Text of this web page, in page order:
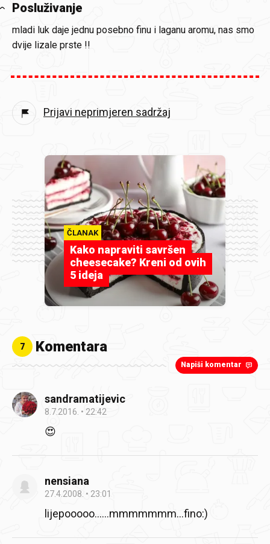
Posluživanje
mladi luk daje jednu posebno finu i laganu aromu, nas smo
dvije lizale prste !!
Prijavi neprimjeren sadržaj
ČLANAK
Kako napraviti savršen
cheesecake? Kreni od ovih
5 ideja
7 Komentara
Napiši komentar
sandramatijevic
8.7.2016. 22:42
😍
nensiana
27.4.2008. 23:01
lijepooooo…...mmmmmmm…fino:)